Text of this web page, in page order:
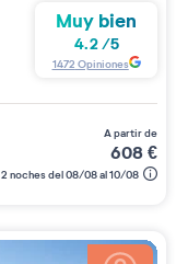
Muy bien
4.2/5
1472 Opiniones
a partir de
608€
2 noches del 08/08 al 10/08